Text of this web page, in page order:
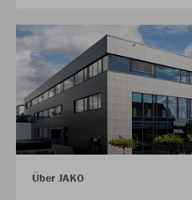
Über JAKO